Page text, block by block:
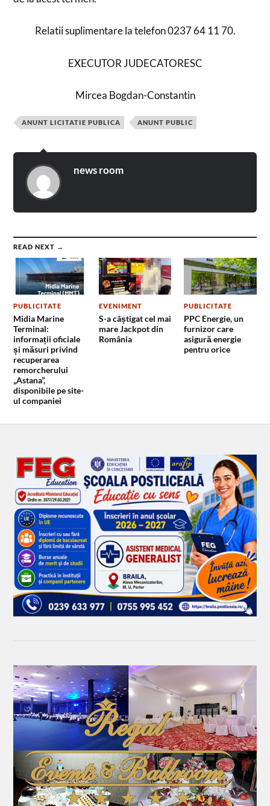
Relatii suplimentare la telefon 0237 64 11 70.
EXECUTOR JUDECATORESC
Mircea Bogdan-Constantin
ANUNT LICITATIE PUBLICA ANUNT PUBLIC
news room
READ NEXT →
PUBLICITATE
Midia Marine
Terminal:
informații oficiale
și măsuri privind
recuperarea
remorcherului
„Astana”,
disponibile pe site-
ul companiei
EVENIMENT
S-a câștigat cel mai
mare Jackpot din
România
PUBLICITATE
PPC Energie, un
furnizor care
asigură energie
pentru orice